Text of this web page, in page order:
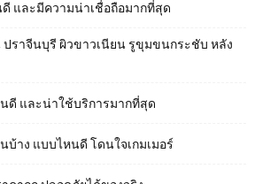
ดี และมีความน่าเชื่อถือมากที่สุด
ราจีนบุรี ผิวขาวเนียน รูขุมขนกระชับ หลัง
ดี และน่าใช้บริการมากที่สุด
บ้าง แบบไหนดี โดนใจเกมเมอร์